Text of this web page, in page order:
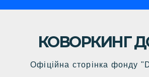
КОВОРКИНГ
Офіційна сторінка фонду